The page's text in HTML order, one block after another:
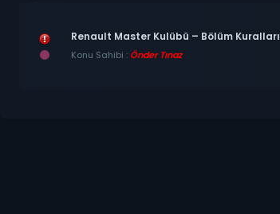
Renault Master Kulübü – Bölüm Kuralları
Konu Sahibi : Önder Tınaz